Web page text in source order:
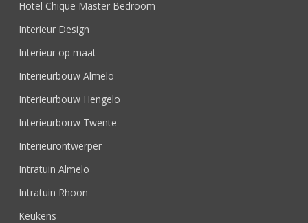
Hotel Chique Master Bedroom
Interieur Design
Interieur op maat
Interieurbouw Almelo
Interieurbouw Hengelo
Interieurbouw Twente
Interieurontwerper
Intratuin Almelo
Intratuin Rhoon
Keukens